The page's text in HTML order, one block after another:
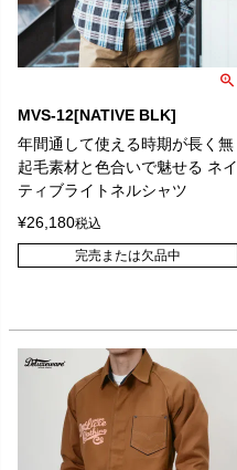
MVS-12[NATIVE BLK]
年間通して使える時期が長く無
起毛素材と色合いで魅せる ネイ
ティブライトネルシャツ
¥26,180税込
完売または欠品中